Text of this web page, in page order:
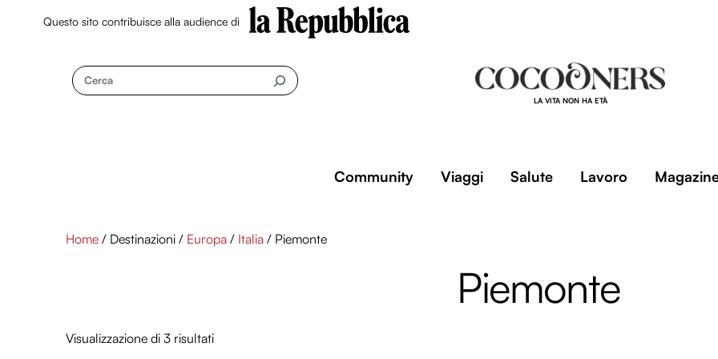
Questo sito contribuisce alla audience di
Cerca
LA VITA NON HA ETÀ
Community Viaggi Salute Lavoro
Home / Destinazioni / Europa / Italia / Piemonte
Piemonte
Visualizzazione di 3 risultati